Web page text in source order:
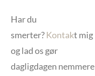
Har du
smerter?Kontakt mig
og lad os gør
dagligdagen nemmere